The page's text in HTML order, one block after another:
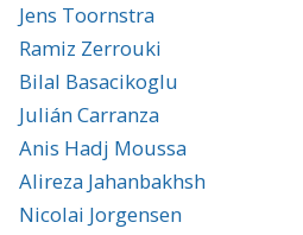
Jens Toornstra
Ramiz Zerrouki
Bilal Basacikoglu
Julián Carranza
Anis Hadj Moussa
Alireza Jahanbakhsh
Nicolai Jorgensen